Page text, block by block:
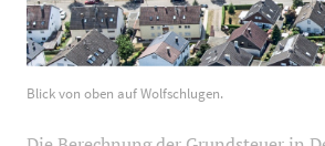
Holzwarth 1200 800
Blick von oben auf Wolfschlugen.